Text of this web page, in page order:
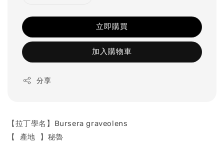
立即購買
加入購物車
分享
【拉丁學名】Bursera graveolens
【 產地 】秘魯